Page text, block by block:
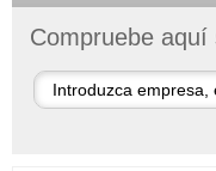
Compruebe